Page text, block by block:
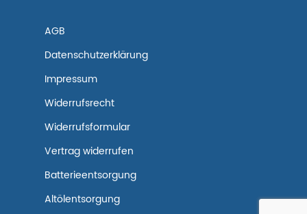
AGB
Datenschutzerklärung
Impressum
Widerrufsrecht
Widerrufsformular
Vertrag widerrufen
Batterieentsorgung
Altölentsorgung